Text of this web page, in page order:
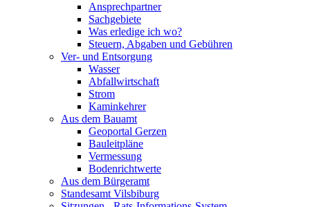
Ansprechpartner
Sachgebiete
Was erledige ich wo?
Steuern, Abgaben und Gebühren
Ver- und Entsorgung
Wasser
Abfallwirtschaft
Strom
Kaminkehrer
Aus dem Bauamt
Geoportal Gerzen
Bauleitpläne
Vermessung
Bodenrichtwerte
Aus dem Bürgeramt
Standesamt Vilsbiburg